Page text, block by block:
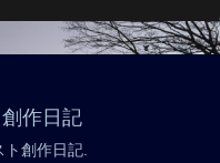
作日記
創作日記.